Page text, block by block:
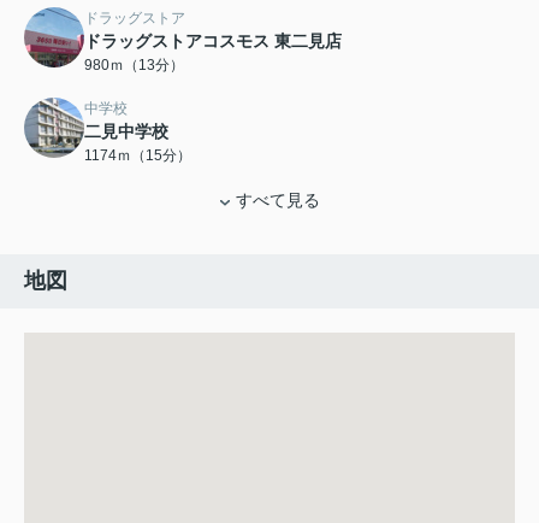
ドラッグストア
ドラッグストアコスモス 東二見店
980ｍ（13分）
中学校
二見中学校
1174ｍ（15分）
すべて見る
地図